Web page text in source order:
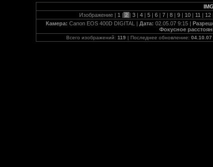
Изображение | 1 | 2 | 3 | 4 | 5 | 6 | 7 | 8 | 9 | 10 | 11 | 12
Камера: Canon EOS 400D DIGITAL | Дата: 02.05.07 9:15 |
Фокусное
Всего изображений:119 | Последнее обновление:04.10.07